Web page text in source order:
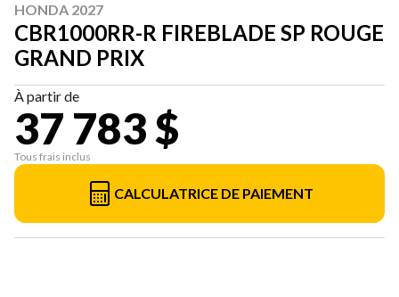
HONDA 2027
CBR1000RR-R FIREBLADE SP ROUGE
GRAND PRIX
À partir de
37 783 $
Tous frais inclus
CALCULATRICE DE PAIEMENT